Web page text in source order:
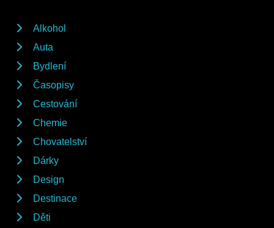
Alkohol
Auta
Bydlení
Časopisy
Cestování
Chemie
Chovatelství
Dárky
Design
Destinace
Děti